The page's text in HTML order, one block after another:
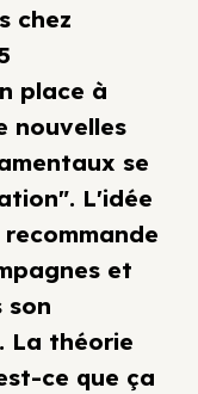
chez
place à
nouvelles
se
L'idée
et
son
La théorie
ce que ça